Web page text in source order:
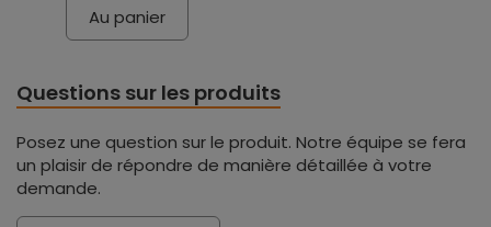
Au panier
Questions sur les produits
Posez une question sur le produit. Notre équipe se fera
un plaisir de répondre de manière détaillée à votre
demande.